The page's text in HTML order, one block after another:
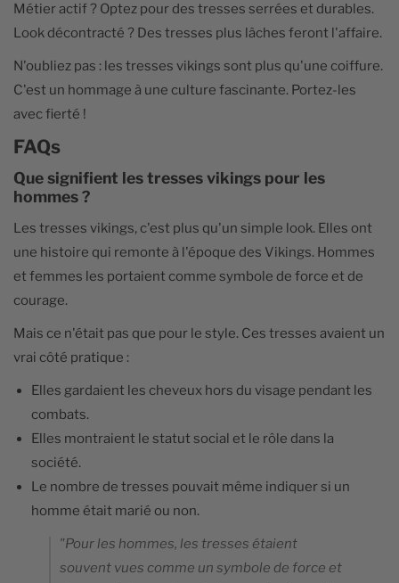
Métier actif ? Optez pour des tresses serrées et durables.
Look décontracté ? Des tresses plus lâches feront l'affaire.
N'oubliez pas : les tresses vikings sont plus qu'une coiffure.
C'est un hommage à une culture fascinante. Portez-les
avec fierté !
FAQs
Que signifient les tresses vikings pour les
hommes ?
Les tresses vikings, c'est plus qu'un simple look. Elles ont
une histoire qui remonte à l'époque des Vikings. Hommes
et femmes les portaient comme symbole de force et de
courage.
Mais ce n'était pas que pour le style. Ces tresses avaient un
vrai côté pratique :
Elles gardaient les cheveux hors du visage pendant les
combats.
Elles montraient le statut social et le rôle dans la
société.
Le nombre de tresses pouvait même indiquer si un
homme était marié ou non.
"Pour les hommes, les tresses étaient
souvent vues comme un symbole de force et